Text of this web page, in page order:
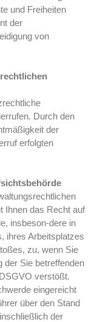
und Freiheiten
der
von
Durch den
der
erfolgten
Ihnen das Recht auf
insbeson-dere in
ihres Arbeitsplatzes
zu, wenn Sie
der Sie betreffenden
verstößt.
eingereicht
über den Stand
der